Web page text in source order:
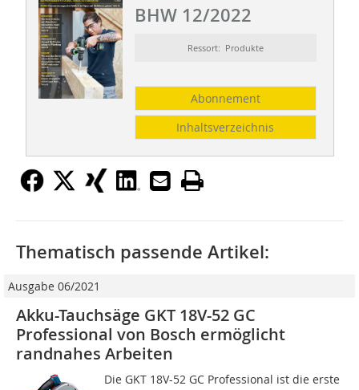
BHW 12/2022
Ressort: Produkte
Abonnement
Inhaltsverzeichnis
Thematisch passende Artikel:
Ausgabe 06/2021
Akku-Tauchsäge GKT 18V-52 GC
Professional von Bosch ermöglicht
randnahes Arbeiten
Die GKT 18V-52 GC Professional ist die erste